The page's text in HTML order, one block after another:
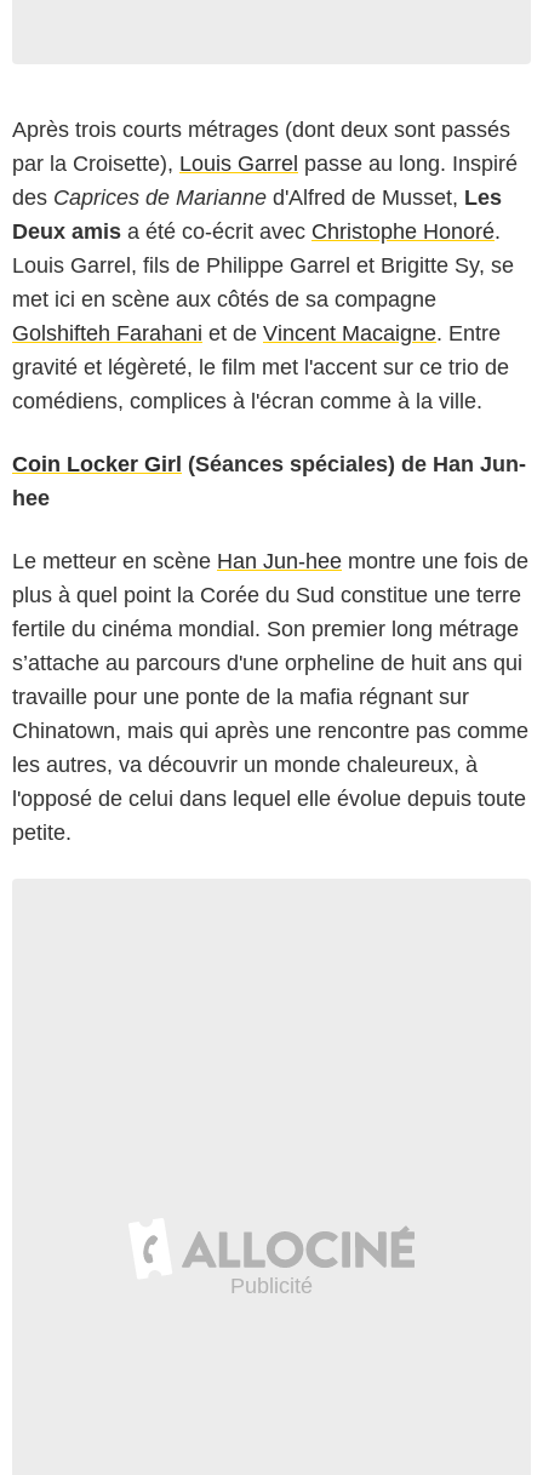
Après trois courts métrages (dont deux sont passés
par la Croisette), Louis Garrel passe au long. Inspiré
des Caprices de Marianne d'Alfred de Musset, Les
Deux amis a été co-écrit avec Christophe Honoré.
Louis Garrel, fils de Philippe Garrel et Brigitte Sy, se
met ici en scène aux côtés de sa compagne
Golshifteh Farahani et de Vincent Macaigne. Entre
gravité et légèreté, le film met l'accent sur ce trio de
comédiens, complices à l'écran comme à la ville.
Coin Locker Girl (Séances spéciales) de Han Jun-
hee
Le metteur en scène Han Jun-hee montre une fois de
plus à quel point la Corée du Sud constitue une terre
fertile du cinéma mondial. Son premier long métrage
s’attache au parcours d'une orpheline de huit ans qui
travaille pour une ponte de la mafia régnant sur
Chinatown, mais qui après une rencontre pas comme
les autres, va découvrir un monde chaleureux, à
l'opposé de celui dans lequel elle évolue depuis toute
petite.